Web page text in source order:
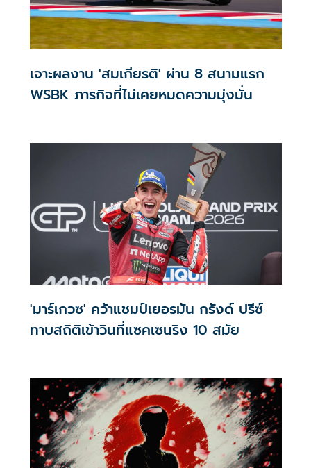
เจาะผลงาน 'สมเกียรติ' ผ่าน 8 สนามแรก
WSBK ภารกิจที่ไม่เคยหมดความมุ่งมั่น
'มาร์เกวซ' คว้าแชมป์เยอรมัน กรังด์ ปรีซ์
ทาบสถิติเข้าวินที่แซคเซนริง 10 สมัย